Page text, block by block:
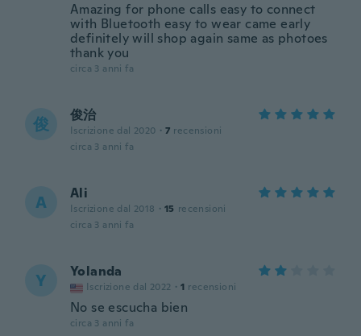
Amazing for phone calls easy to connect
with Bluetooth easy to wear came early
definitely will shop again same as photoes
thank you
circa 3 anni fa
俊 俊治
Iscrizione dal 2020 · 7 recensioni
circa 3 anni fa
A Ali
Iscrizione dal 2018 · 15 recensioni
circa 3 anni fa
Y Yolanda
Iscrizione dal 2022 · 1 recensioni
No se escucha bien
circa 3 anni fa